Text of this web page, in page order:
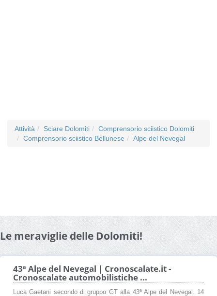
Attività Sciare Dolomiti
Comprensorio sciistico Dolomiti
Comprensorio sciistico Bellunese
Alpe del Nevegal
Le meraviglie delle Dolomiti!
43ª Alpe del Nevegal | Cronoscalate.it -
Cronoscalate automobilistiche ...
Luca Gaetani secondo di gruppo GT alla 43ª Alpe del Nevegal. 14